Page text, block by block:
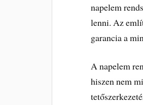
napelem
lenni. Az
garancia a
A napelem
hiszen nem